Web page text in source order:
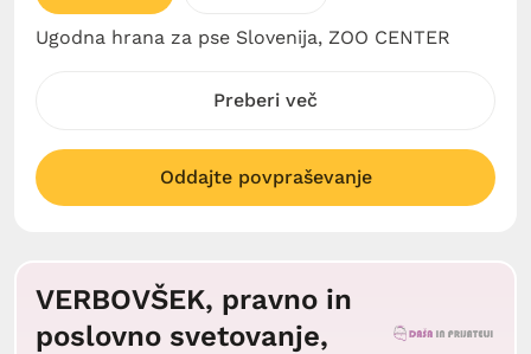
Ugodna hrana za pse Slovenija, ZOO CENTER
Preberi več
Oddajte povpraševanje
VERBOVŠEK, pravno in
poslovno svetovanje,